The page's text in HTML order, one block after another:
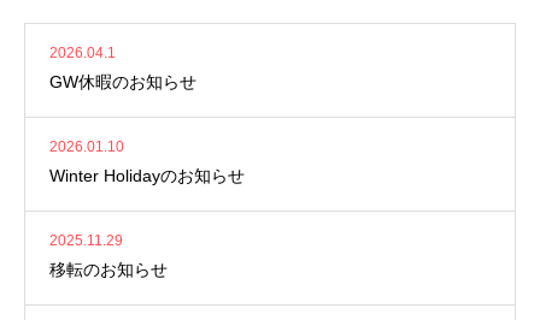
2026.04.1
GW休暇のお知らせ
2026.01.10
Winter Holidayのお知らせ
2025.11.29
移転のお知らせ